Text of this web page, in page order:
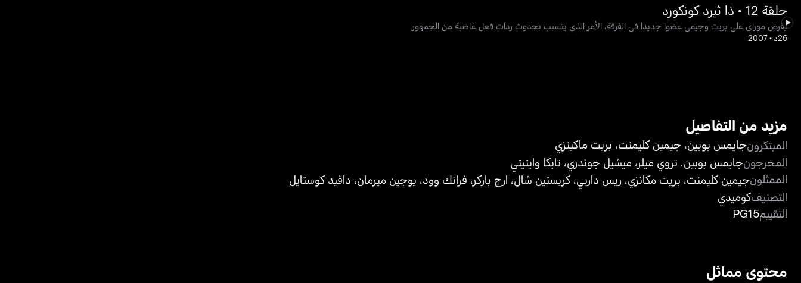
حلقة 12 • ذا ثيرد كونكورد
يفرض موراي على بريت وجيمي عضوا جديدا في الفرقة، الأمر الذي يتسبب بحدوث ردات فعل غاضبة من الجمهور.
26د •
2007
مزيد من التفاصيل
المبتكرونجايمس بوبين، جيمين كليمنت، بريت ماكينزي
المخرجونجايمس بوبين، تروي ميلر، ميشيل جوندري، تايكا وايتيتي
الممثلونجيمين كليمنت، بريت مكانزي، ريس داربي، كريستين شال، ارج باركر، فرانك وود، يوجين ميرمان، دافيد كوستايل
التصنيفكوميدي
التقييمPG15
محتوى مماثل